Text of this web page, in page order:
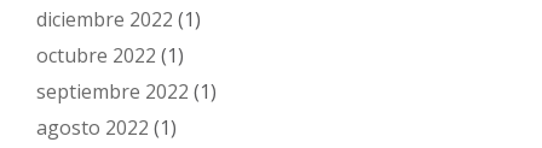
diciembre 2022 (1)
octubre 2022 (1)
septiembre 2022 (1)
agosto 2022 (1)